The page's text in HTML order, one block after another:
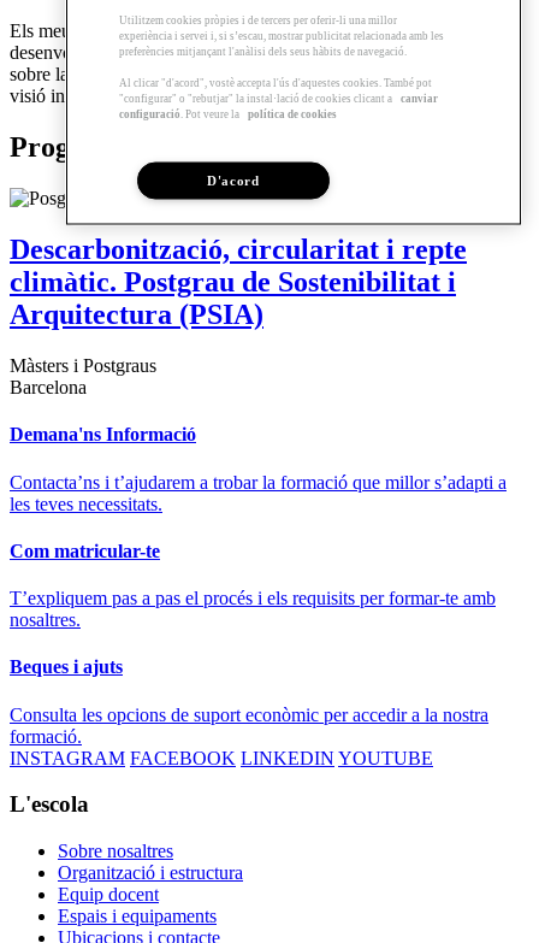
Els meus objectius professionals són: participar en el
desenvolupament de la cultura de la cura; aprofundir i experimentar
sobre la regeneració de les ciutats i en la creació col·lectiva amb
visió integral.
Programes relacionats
Descarbonització, circularitat i repte
climàtic. Postgrau de Sostenibilitat i
Arquitectura (PSIA)
Màsters i Postgraus
Barcelona
Demana'ns Informació
Contacta’ns i t’ajudarem a trobar la formació que millor s’adapti a
les teves necessitats.
Com matricular-te
T’expliquem pas a pas el procés i els requisits per formar-te amb
nosaltres.
Beques i ajuts
Consulta les opcions de suport econòmic per accedir a la nostra
formació.
INSTAGRAM FACEBOOK LINKEDIN YOUTUBE
L'escola
Sobre nosaltres
Organització i estructura
Equip docent
Espais i equipaments
Ubicacions i contacte
Utilitzem cookies pròpies i de tercers per oferir-li una millor
experiència i servei i, si s’escau, mostrar publicitat relacionada amb les
preferències mitjançant l'anàlisi dels seus hàbits de navegació.
Al clicar "d'acord", vostè accepta l'ús d'aquestes cookies. També pot
"configurar" o "rebutjar" la instal·lació de cookies clicant a
canviar
configuració . Pot veure la política de cookies
D'acord